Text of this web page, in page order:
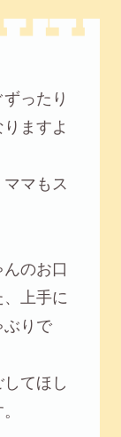
ったり
ますよ
マもス
のお口
上⼿に
ぶりで
てほし